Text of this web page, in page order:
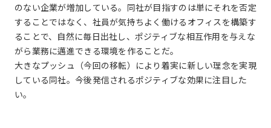
のない企業が増加している。同社が目指すのは単にそれを否定
することではなく、社員が気持ちよく働けるオフィスを構築す
ることで、自然に毎日出社し、ポジティブな相互作用を与えな
がら業務に邁進できる環境を作ることだ。
大きなプッシュ（今回の移転）により着実に新しい理念を実現
している同社。今後発信されるポジティブな効果に注目した
い。